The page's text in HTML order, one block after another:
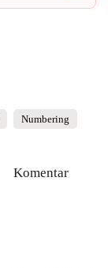
Numbering
Komentar